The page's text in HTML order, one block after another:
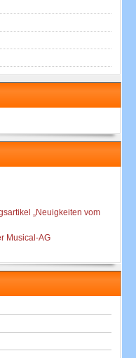
„Neuigkeiten vom
Musical-AG